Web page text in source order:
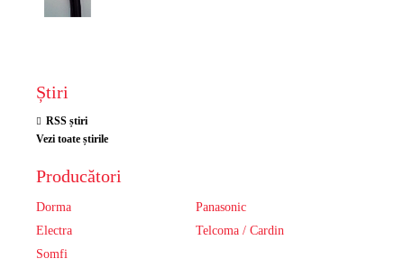
Știri
RSS știri
Vezi toate știrile
Producători
Dorma
Panasonic
Electra
Telcoma / Cardin
Somfi